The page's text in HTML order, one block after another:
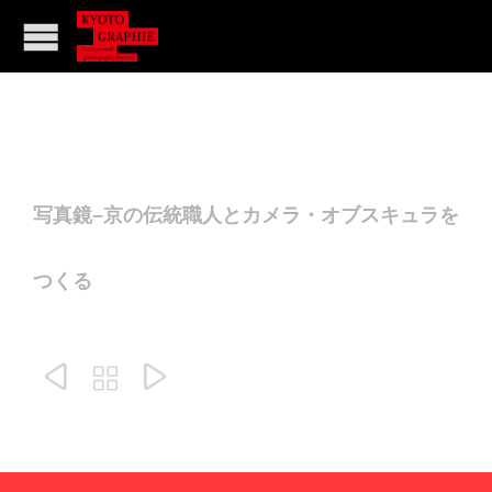
写真鏡–京の伝統職人とカメラ・オブスキュラを
つくる
  